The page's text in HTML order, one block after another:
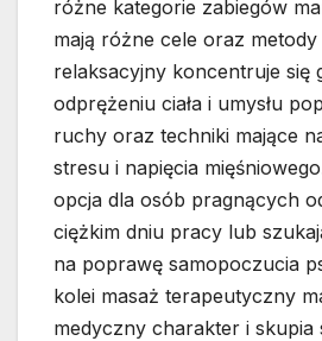
różne kategorie zabiegów
mają różne cele oraz metody
relaksacyjny koncentruje się
odprężeniu ciała i umysłu
ruchy oraz techniki mające
stresu i napięcia
opcja dla osób pragnących
ciężkim dniu pracy lub
na poprawę samopoczucia
kolei masaż terapeutyczny
medyczny charakter i skupia